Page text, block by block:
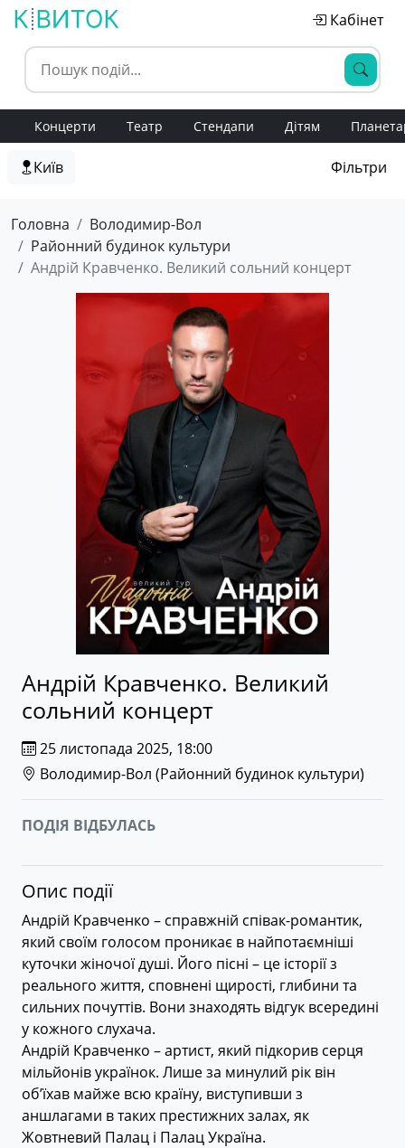
Кабінет
Концерти Театр Стендапи Дітям
Київ Фільтри
Головна
Володимир-Вол
Районний будинок культури
Андрій Кравченко. Великий сольний концерт
Андрій Кравченко. Великий
сольний концерт
25 листопада 2025, 18:00
Володимир-Вол (Районний будинок культури)
ПОДІЯ ВІДБУЛАСЬ
Опис події
Андрій Кравченко – справжній співак-романтик,
який своїм голосом проникає в найпотаємніші
куточки жіночої душі. Його пісні – це історії з
реального життя, сповнені щирості, глибини та
сильних почуттів. Вони знаходять відгук всередині
у кожного слухача.
Андрій Кравченко – артист, який підкорив серця
мільйонів українок. Лише за минулий рік він
об’їхав майже всю країну, виступивши з
аншлагами в таких престижних залах, як
Жовтневий Палац і Палац Україна.